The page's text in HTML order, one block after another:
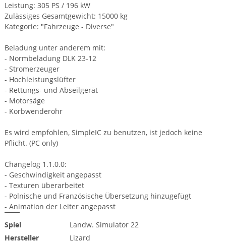
Leistung: 305 PS / 196 kW
Zulässiges Gesamtgewicht: 15000 kg
Kategorie: "Fahrzeuge - Diverse"
Beladung unter anderem mit:
- Normbeladung DLK 23-12
- Stromerzeuger
- Hochleistungslüfter
- Rettungs- und Abseilgerät
- Motorsäge
- Korbwenderohr
Es wird empfohlen, SimpleIC zu benutzen, ist jedoch keine
Pflicht. (PC only)
Changelog 1.1.0.0:
- Geschwindigkeit angepasst
- Texturen überarbeitet
- Polnische und Französische Übersetzung hinzugefügt
- Animation der Leiter angepasst
Spiel
Landw. Simulator 22
Hersteller
Lizard